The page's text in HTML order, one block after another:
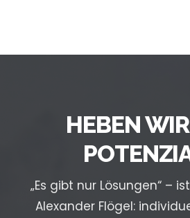
HEBEN
„Es gibt nur Lösungen“ –
Alexander Flögel: